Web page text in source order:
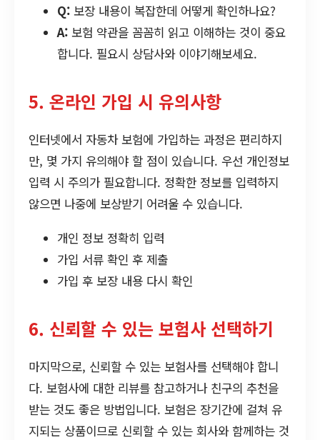
Q: 보장 내용이 복잡한데 어떻게 확인하나요?
A: 보험 약관을 꼼꼼히 읽고 이해하는 것이 중요
합니다. 필요시 상담사와 이야기해보세요.
5. 온라인 가입 시 유의사항
인터넷에서 자동차 보험에 가입하는 과정은 편리하지
만, 몇 가지 유의해야 할 점이 있습니다. 우선 개인정보
입력 시 주의가 필요합니다. 정확한 정보를 입력하지
않으면 나중에 보상받기 어려울 수 있습니다.
개인 정보 정확히 입력
가입 서류 확인 후 제출
가입 후 보장 내용 다시 확인
6. 신뢰할 수 있는 보험사 선택하기
마지막으로, 신뢰할 수 있는 보험사를 선택해야 합니
다. 보험사에 대한 리뷰를 참고하거나 친구의 추천을
받는 것도 좋은 방법입니다. 보험은 장기간에 걸쳐 유
지되는 상품이므로 신뢰할 수 있는 회사와 함께하는 것